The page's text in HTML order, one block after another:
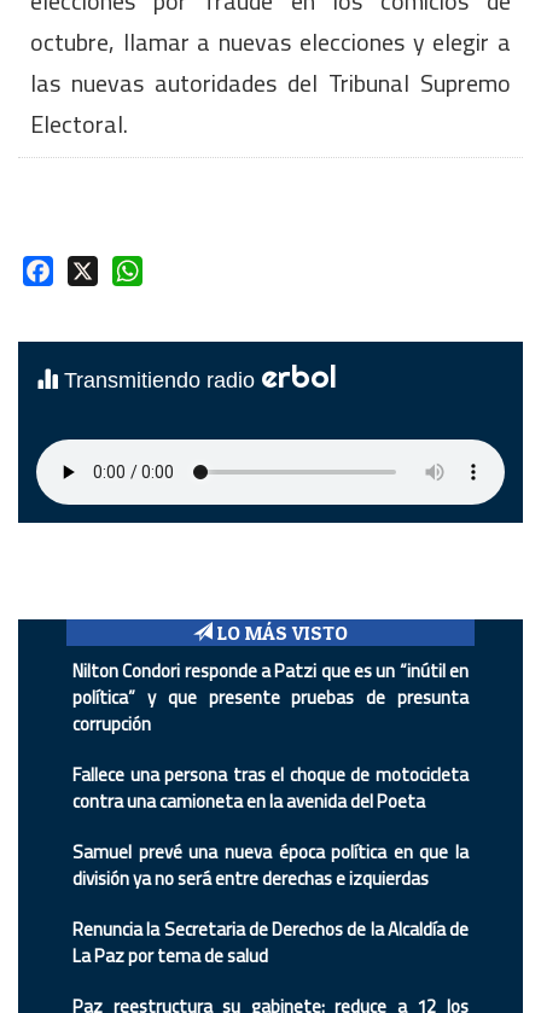
octubre, llamar a nuevas elecciones y elegir a
las nuevas autoridades del Tribunal Supremo
Electoral.
Facebook
Transmitiendo radio erbol
LO MÁS VISTO
Nilton Condori responde a Patzi que es un “inútil en
política” y que presente pruebas de presunta
corrupción
Fallece una persona tras el choque de motocicleta
contra una camioneta en la avenida del Poeta
Samuel prevé una nueva época política en que la
división ya no será entre derechas e izquierdas
Renuncia la Secretaria de Derechos de la Alcaldía de
La Paz por tema de salud